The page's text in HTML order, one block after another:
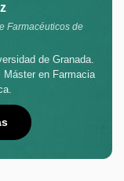
Farmacéuticos de
de Granada.
en Farmacia